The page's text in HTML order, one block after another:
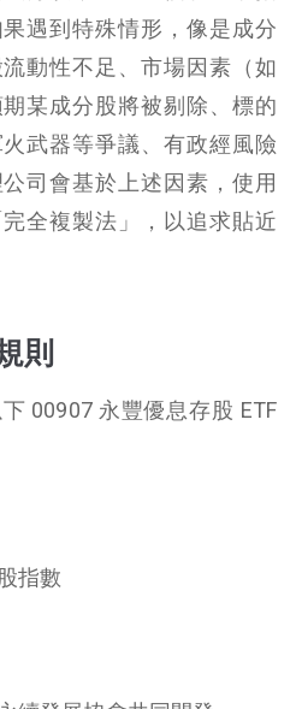
遇到特殊情形，像是成分
動性不足、市場因素（如
某成分股將被剔除、標的
武器等爭議、有政經風險
司會基於上述因素，使用
完全複製法」，以追求貼近
則
00907 永豐優息存股 ETF
指數